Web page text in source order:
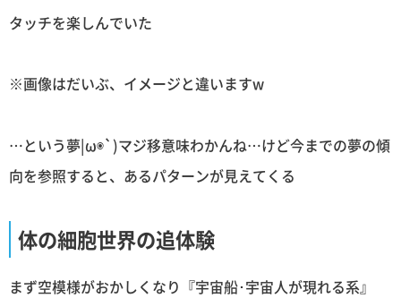
タッチを楽しんでいた
※画像はだいぶ、イメージと違いますw
…という夢|ω◉`)マジ移意味わかんね…けど今までの夢の傾
向を参照すると、あるパターンが見えてくる
体の細胞世界の追体験
まず空模様がおかしくなり『宇宙船･宇宙人が現れる系』